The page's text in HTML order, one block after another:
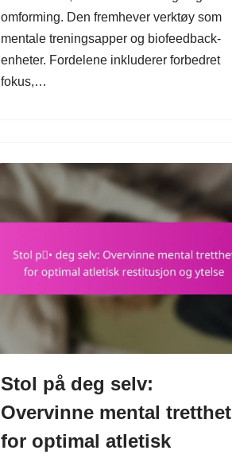
omforming. Den fremhever verktøy som
mentale treningsapper og biofeedback-
enheter. Fordelene inkluderer forbedret
fokus,…
Stol på deg selv:
Overvinne mental tretthet
for optimal atletisk